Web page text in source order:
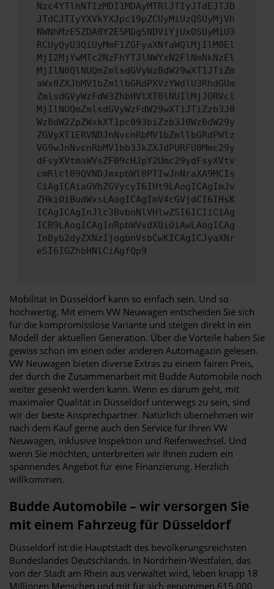
Nzc4YTlhNTIzMDI1MDAyMTRlJTIyJTdEJTJD
JTdCJTIyYXVkYXJpc19pZCUyMiUzQSUyMjVh
NWNhMzE5ZDA0Y2E5MDg5NDViYjUxOSUyMiU3
RCUyQyU3QiUyMmF1ZGFyaXNfaWQlMjIlM0El
MjI2MjYwMTc2NzFhYTJlNWYxN2FlNmNkNzEl
MjIlN0QlNUQmZmlsdGVyWzBdW29wXT1JTiZm
aWx0ZXJbMV1bZmllbGRdPXVzYWdlU3RhdGUm
ZmlsdGVyWzFdW3ZhbHVlXT0lNUIlMjJORVcl
MjIlNUQmZmlsdGVyWzFdW29wXT1JTiZzb3J0
WzBdW2ZpZWxkXT1pc093biZzb3J0WzBdW29y
ZGVyXT1ERVNDJnNvcnRbMV1bZmllbGRdPWlz
VG9wJnNvcnRbMV1bb3JkZXJdPURFU0Mmc29y
dFsyXVtmaWVsZF09cHJpY2Umc29ydFsyXVtv
cmRlcl09QVNDJmxpbWl0PTIwJnNraXA9MCIs
CiAgICAiaGVhZGVycyI6IHt9LAogICAgImJv
ZHkiOiBudWxsLAogICAgImV4cGVjdCI6IHsK
ICAgICAgInJlc3BvbnNlVHlwZSI6ICIiCiAg
ICB9LAogICAgInRpbWVvdXQiOiAwLAogICAg
InByb2dyZXNzIjogbnVsbCwKICAgICJyaXNr
eSI6IGZhbHNlCiAgfQp9
Mobilität in Düsseldorf kann so einfach sein. Und so
hochwertig. Mit einem VW Neuwagen entscheiden Sie sich
für die kompromisslose Variante und steigen direkt in ein
Modell der aktuellen Generation. Über die Vorteile haben Sie
gewiss schon im einen oder anderen Automagazin gelesen.
VW Neuwagen bieten diverse Extras zu einem fairen Preis,
der durch die Zusammenarbeit mit Budde Automobile noch
weiter gesenkt werden kann. Wenn es darum geht, mit
maximaler Qualität in Düsseldorf unterwegs zu sein, sind
wir der beste Ansprechpartner. Natürlich übernehmen wir
nach dem Kauf gerne auch den Service für Ihren VW
Neuwagen, inklusive Inspektion und Reifenwechsel. Und
wenn Sie möchten, unterbreiten wir Ihnen zudem ein
spannendes Angebot für eine Finanzierung. Herzlich
willkommen.
Budde Automobile – wir versorgen Sie
mit einem Fahrzeug für Düsseldorf
Düsseldorf ist die Hauptstadt des bevölkerungsreichsten
Bundeslandes Deutschlands. In Nordrhein-Westfalen, das
von der Stadt am Rhein aus verwaltet wird, leben knapp 18
Millionen Menschen und mit für sich genommen 615.000